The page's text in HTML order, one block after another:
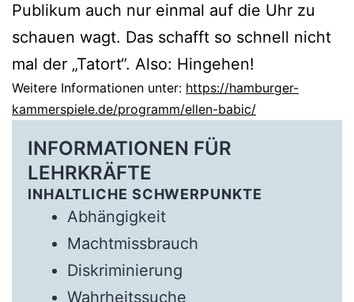
Publikum auch nur einmal auf die Uhr zu
schauen wagt. Das schafft so schnell nicht
mal der „Tatort“. Also: Hingehen!
Weitere Informationen unter: https://hamburger-
kammerspiele.de/programm/ellen-babic/
INFORMATIONEN FÜR
LEHRKRÄFTE
INHALTLICHE SCHWERPUNKTE
Abhängigkeit
Machtmissbrauch
Diskriminierung
Wahrheitssuche